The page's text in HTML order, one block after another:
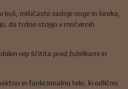
mišičaste zadnje noge in široka,
da trdno stojijo v močvirnih
rep ščitita pred žuželkami in
in funkcionalno telo, ki odlično